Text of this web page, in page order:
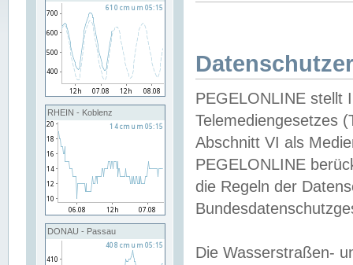
RHEIN - Koblenz
DONAU - Passau
PEGELONLINE stellt
Telemediengesetzes
Abschnitt VI als
PEGELONLINE
die Regeln der
Die Wasserstraßen-